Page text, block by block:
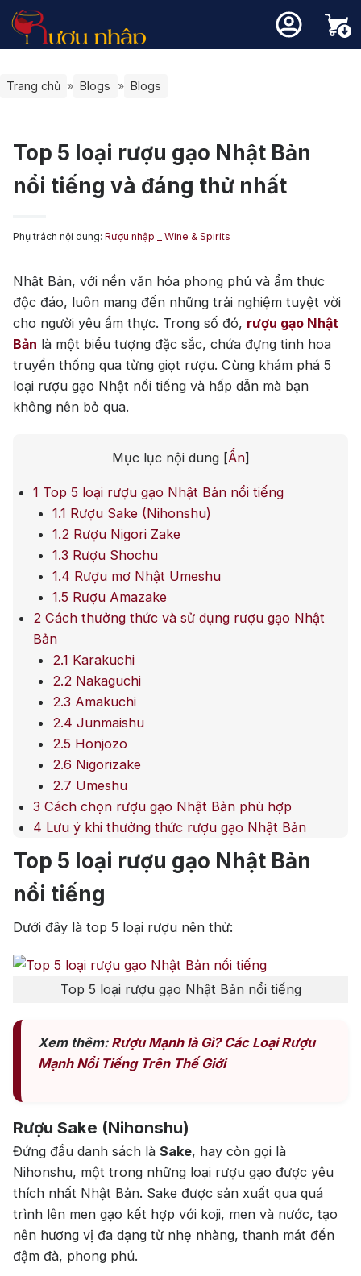
Chưa có sản phẩm trong giỏ hàng.
Quay trở lại cửa hàng
Blogs Liên hệ
Vang
Top 10 Vang theo tháng
Quà tặng vang
Đánh giá rượu vang
Kiến thức rượu vang
nho
Whisky
Chọn Whisky theo chuyên gia
Xách Tay -Rượu Duty Free
Cẩm nang whisky
Malt Scotch Whisky
hiệu nổi bật
mạnh
hiệu nổi bật
loại rượu mạnh khác
Loại
VANG
Balvenie
Rượu
Các
Trang chủ » Blogs » Blogs
Top 5 loại rượu gạo Nhật Bản
nổi tiếng và đáng thử nhất
Phụ trách nội dung:Rượu nhập _ Wine & Spirits
Nhật Bản, với nền văn hóa phong phú và ẩm thực
độc đáo, luôn mang đến những trải nghiệm tuyệt vời
cho người yêu ẩm thực. Trong số đó, rượu gạo Nhật
Bản là một biểu tượng đặc sắc, chứa đựng tinh hoa
truyền thống qua từng giọt rượu. Cùng khám phá 5
loại rượu gạo Nhật nổi tiếng và hấp dẫn mà bạn
không nên bỏ qua.
Mục lục nội dung [Ẩn]
1 Top 5 loại rượu gạo Nhật Bản nổi tiếng
1.1 Rượu Sake (Nihonshu)
1.2 Rượu Nigori Zake
1.3 Rượu Shochu
1.4 Rượu mơ Nhật Umeshu
1.5 Rượu Amazake
2 Cách thưởng thức và sử dụng rượu gạo Nhật
Bản
2.1 Karakuchi
2.2 Nakaguchi
2.3 Amakuchi
2.4 Junmaishu
2.5 Honjozo
2.6 Nigorizake
2.7 Umeshu
3 Cách chọn rượu gạo Nhật Bản phù hợp
4 Lưu ý khi thưởng thức rượu gạo Nhật Bản
Top 5 loại rượu gạo Nhật Bản
nổi tiếng
Dưới đây là top 5 loại rượu nên thử:
Top 5 loại rượu gạo Nhật Bản nổi tiếng
Xem thêm: Rượu Mạnh là Gì? Các Loại Rượu
Mạnh Nổi Tiếng Trên Thế Giới
Rượu Sake (Nihonshu)
Đứng đầu danh sách làSake, hay còn gọi là
Nihonshu, một trong những loại rượu gạo được yêu
thích nhất Nhật Bản. Sake được sản xuất qua quá
trình lên men gạo kết hợp với koji, men và nước, tạo
nên hương vị đa dạng từ nhẹ nhàng, thanh mát đến
đậm đà, phong phú.